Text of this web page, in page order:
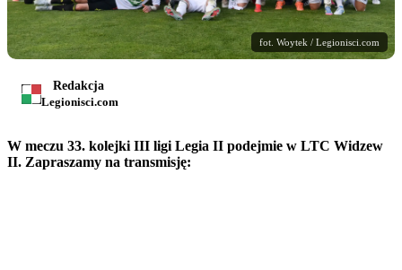
fot. Woytek / Legionisci.com
Redakcja
Legionisci.com
W meczu 33. kolejki III ligi Legia II podejmie w LTC Widzew
II. Zapraszamy na transmisję: